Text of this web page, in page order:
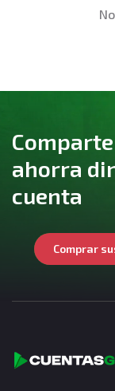
ahorra
cuenta
Comprar